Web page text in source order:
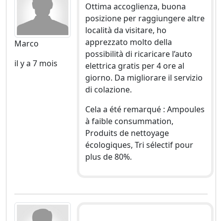
Marco
il y a 7 mois
Ottima accoglienza, buona
posizione per raggiungere altre
località da visitare, ho
apprezzato molto della
possibilità di ricaricare l’auto
elettrica gratis per 4 ore al
giorno. Da migliorare il servizio
di colazione.
Cela a été remarqué : Ampoules
à faible consummation,
Produits de nettoyage
écologiques, Tri sélectif pour
plus de 80%.